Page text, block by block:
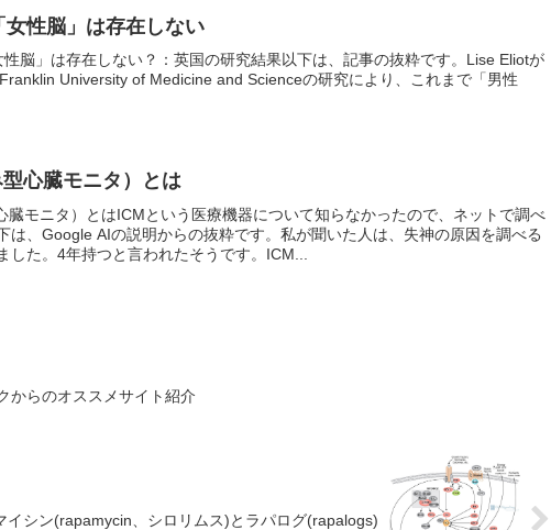
女性脳」は存在しない
脳」は存在しない？：英国の研究結果以下は、記事の抜粋です。Lise Eliotが
University of Medicine and Scienceの研究により、これまで「男性
心臓モニタ）とは
臓モニタ）とはICMという医療機器について知らなかったので、ネットで調べ
は、Google AIの説明からの抜粋です。私が聞いた人は、失神の原因を調べる
した。4年持つと言われたそうです。ICM...
からのオススメサイト紹介
イシン(rapamycin、シロリムス)とラパログ(rapalogs)